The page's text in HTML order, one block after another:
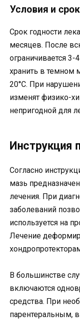
Условия и
Срок годности
месяцев. После
ограничивается
хранить в темном
20°C. При
изменят физико-
непригодной для
Инструкция
Согласно
мазь
лечения. При
заболеваний
используется на
Лечение
В большинстве
включаются
средства. При
парентеральным,